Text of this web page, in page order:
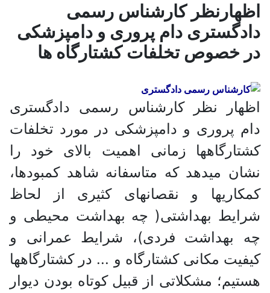
اظهارنظر کارشناس رسمی
دادگستری دام پروری و دامپزشکی
در خصوص تخلفات کشتارگاه ها
اظهار نظر کارشناس رسمی دادگستری
دام پروری و دامپزشکی در مورد تخلفات
کشتارگاه­ها زمانی اهمیت بالای خود را
نشان می­دهد که متاسفانه شاهد ­کمبود­ها،
کم­کاری­ها و نقصان­های کثیری از لحاظ
شرایط بهداشتی( چه بهداشت محیطی و
چه بهداشت فردی)، شرایط عمرانی و
کیفیت مکانی کشتارگاه و ... در کشتارگاه­ها
هستیم؛ مشکلاتی از قبیل کوتاه بودن دیوار